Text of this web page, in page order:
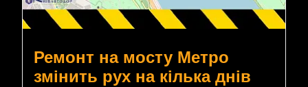
Ремонт на мосту Метро
змінить рух на кілька днів